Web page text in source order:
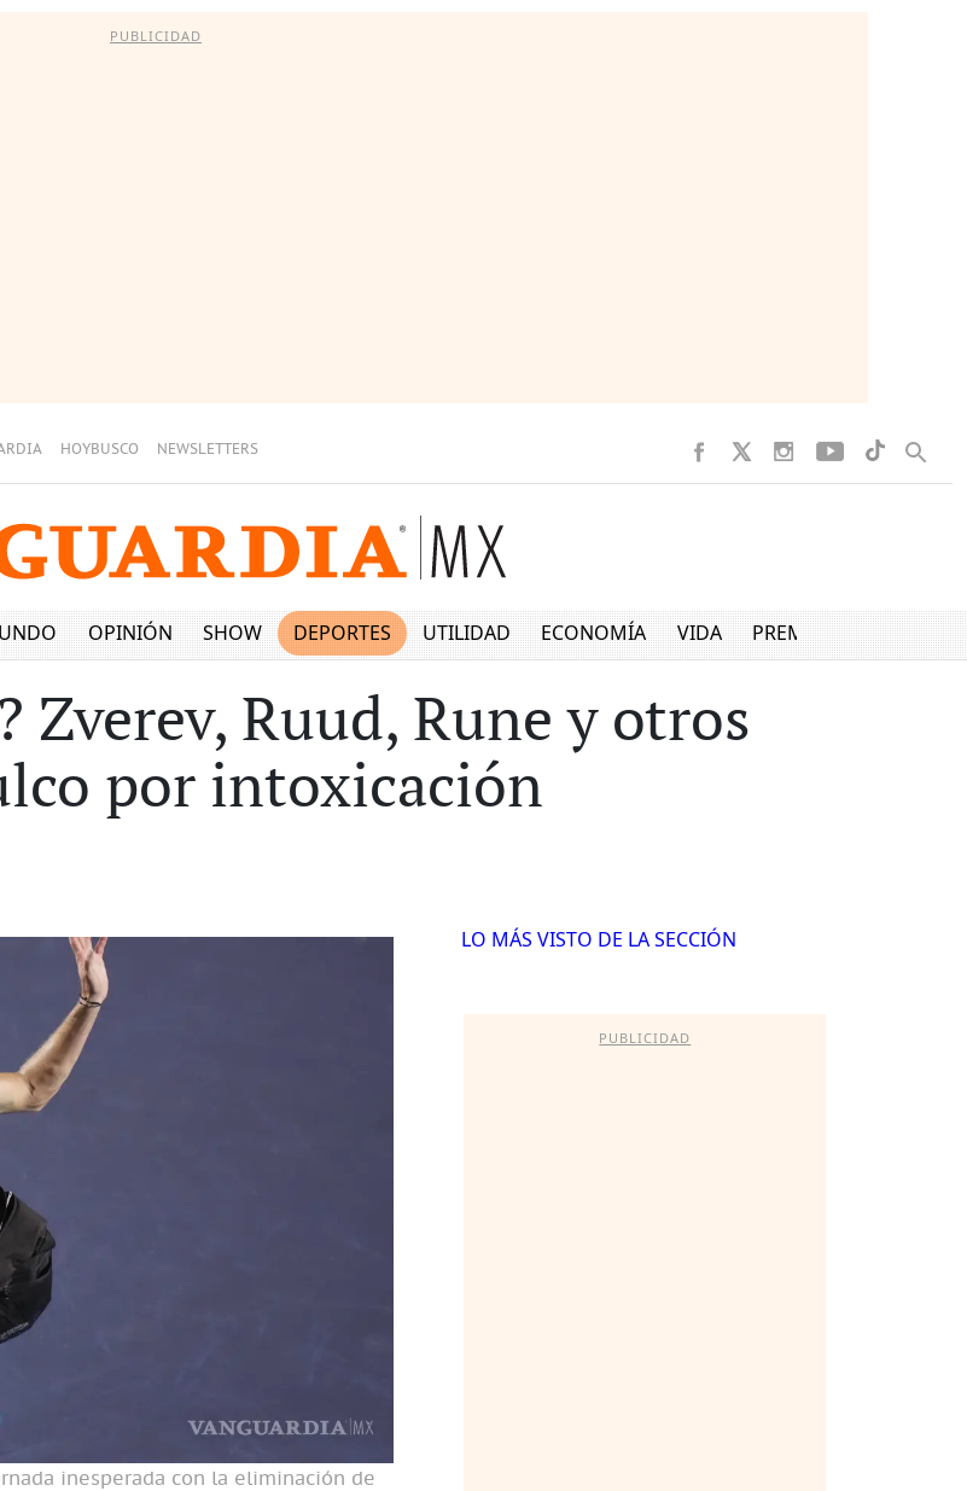
PUBLICIDAD
HOYBUSCO NEWSLETTERS
OPINIÓN SHOW DEPORTES UTILIDAD ECONOMÍA VIDA PREMIUM
Zverev, Ruud, Rune y otros
por intoxicación
inesperada con la eliminación de
LO MÁS VISTO DE LA SECCIÓN
PUBLICIDAD